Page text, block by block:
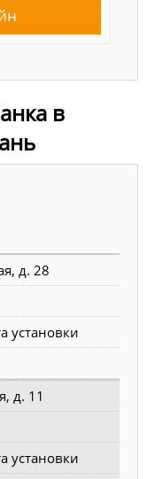
в
д. 28
установки
д. 11
установки